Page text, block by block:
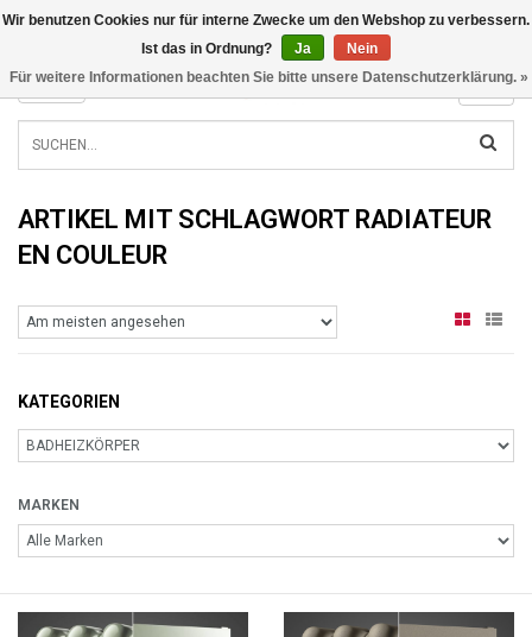
INFO@RADIATORS.SHOP
MENU
ARTIKEL MIT SCHLAGWORT RADIATEUR
EN COULEUR
KATEGORIEN
MARKEN
Wir benutzen Cookies nur für interne Zwecke um den Webshop zu verbessern.
Ist das in Ordnung?
Ja
Nein
Für weitere Informationen beachten Sie bitte unsere Datenschutzerklärung. »